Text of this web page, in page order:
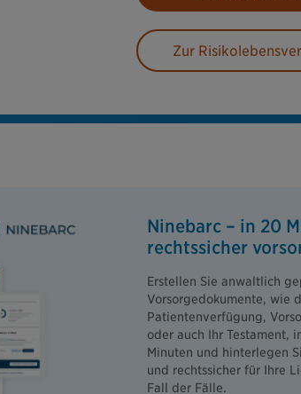
Zur
Ninebarc – in 20
rechtssicher
Erstellen Sie anwaltlich
Vorsorgedokumente, wie
Patientenverfügung,
oder auch Ihr Testament,
Minuten und hinterlegen
und rechtssicher für Ihre
Fall der Fälle.